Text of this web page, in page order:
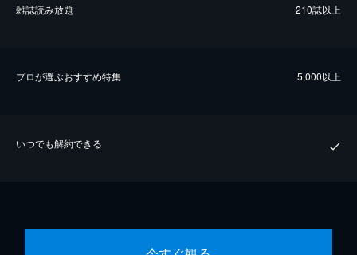
雑誌読み放題 210誌以上
プロが選ぶおすすめ特集 5,000以上
いつでも解約できる